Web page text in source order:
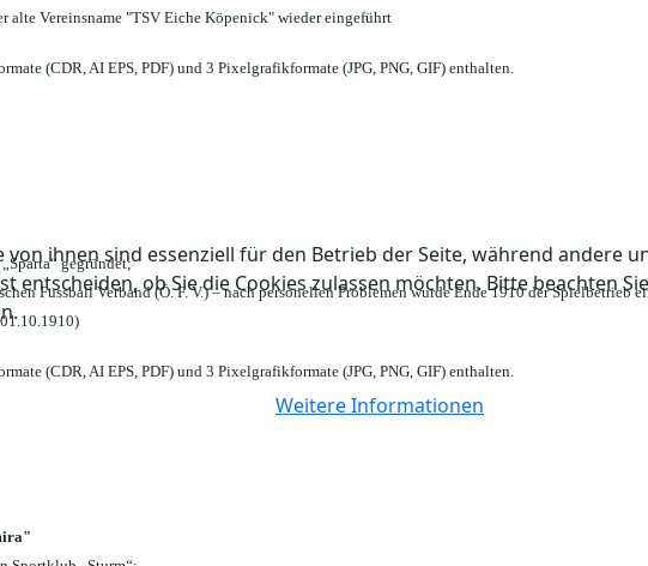
ihnen sind essenziell für den Betrieb der Seite, während andere
entscheiden, ob Sie die Cookies zulassen möchten. Bitte beachten
Weitere Informationen
alte Vereinsname "TSV Eiche Köpenick" wieder eingeführt
(CDR, AI EPS, PDF) und 3 Pixelgrafikformate (JPG, PNG, GIF) enthalten.
gegründet;
Fussball Verband (Ö. F. V.) – nach personellen Problemen wurde Ende 1910 der
(CDR, AI EPS, PDF) und 3 Pixelgrafikformate (JPG, PNG, GIF) enthalten.